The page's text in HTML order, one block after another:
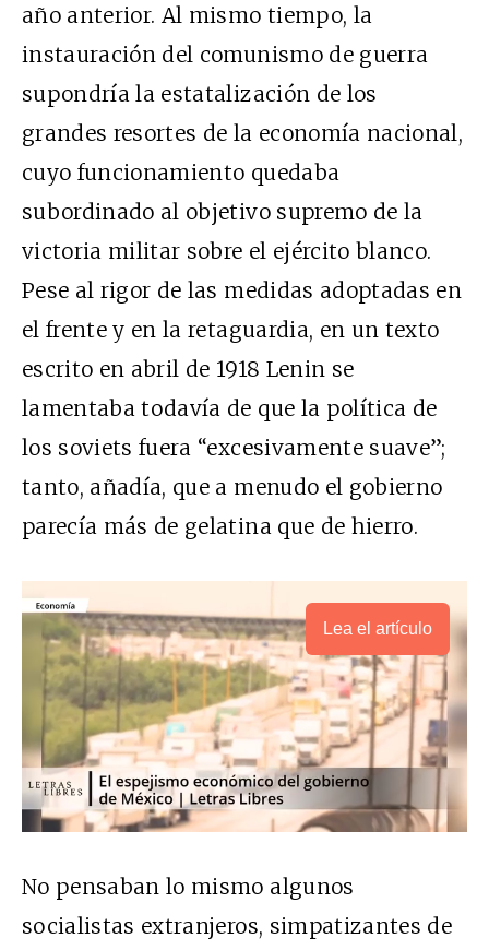
año anterior. Al mismo tiempo, la
instauración del comunismo de guerra
supondría la estatalización de los
grandes resortes de la economía nacional,
cuyo funcionamiento quedaba
subordinado al objetivo supremo de la
victoria militar sobre el ejército blanco.
Pese al rigor de las medidas adoptadas en
el frente y en la retaguardia, en un texto
escrito en abril de 1918 Lenin se
lamentaba todavía de que la política de
los soviets fuera “excesivamente suave”;
tanto, añadía, que a menudo el gobierno
parecía más de gelatina que de hierro.
Lea el artículo
No pensaban lo mismo algunos
socialistas extranjeros, simpatizantes de